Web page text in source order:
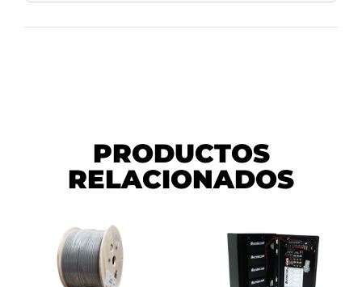
PRODUCTOS
RELACIONADOS